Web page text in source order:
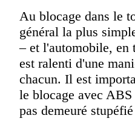
Au blocage dans le
général la plus
– et l'automobile, en
est ralenti d'une
chacun. Il est
le blocage avec
pas demeuré